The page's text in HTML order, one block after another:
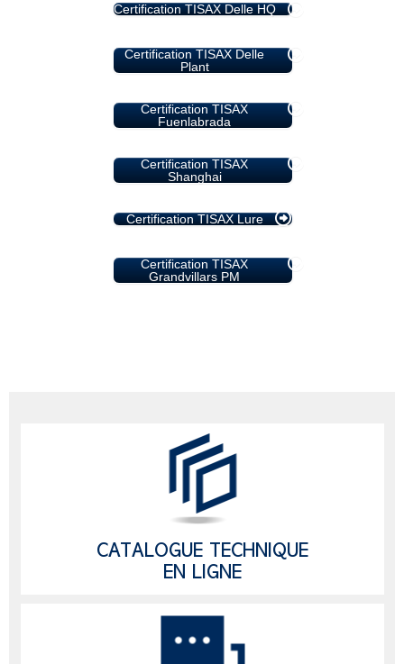
Certification TISAX Delle HQ
Certification TISAX Delle
Plant
Certification TISAX
Fuenlabrada
Certification TISAX
Shanghai
Certification TISAX Lure
Certification TISAX
Grandvillars PM
CATALOGUE TECHNIQUE
EN LIGNE